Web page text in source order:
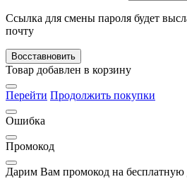
Ссылка для смены пароля будет
почту
Восставновить
Товар добавлен в корзину
Перейти Продолжить покупки
Ошибка
Промокод
Дарим Вам промокод на бесплатную